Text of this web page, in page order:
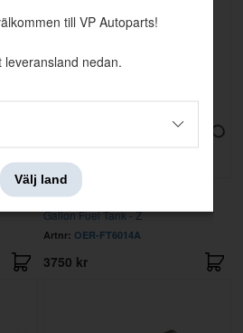
63-
Bensintank 72-73 Mopar B-Body
Gallon Fuel Tank - Z
Artnr: OER-FT6014A
3750 kr
till VP Autoparts!
leveransland nedan.
Välj land